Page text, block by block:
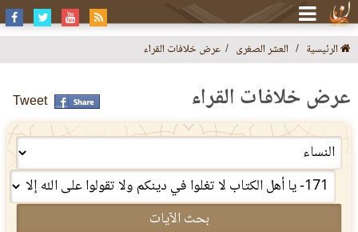
الرئيسية العشر الصغرى عرض خلافات القراء
عرض خلافات القراء Tweet
بحث الآيات